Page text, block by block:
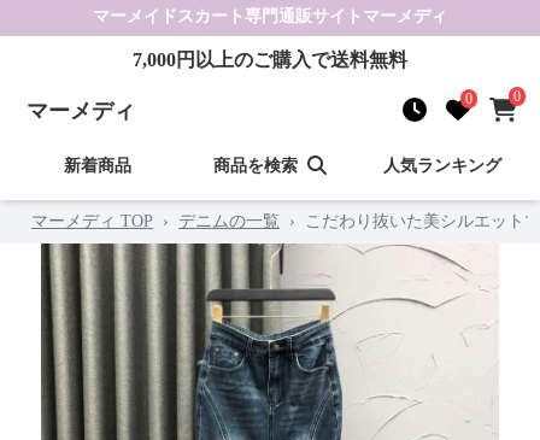
マーメイドスカート 専門通販サイト マーメディ
7,000円以上のご購入で送料無料
マーメディ 0 0
新着商品 商品を検索 人気ランキング
マーメディ TOP › デニムの一覧 › こだわり抜いた美シルエット